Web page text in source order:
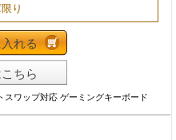
り
れる
ちら
ワップ対応 ゲーミングキーボード